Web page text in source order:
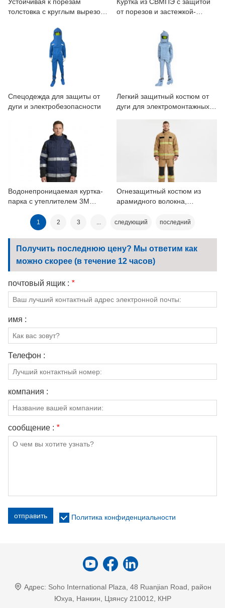
толстовка с круглым вырезом
от порезов и застежкой-
Спецодежда для защиты от
дуги и электробезопасности
Легкий защитный костюм от
дуги для электромонтажных
Водонепроницаемая куртка-
парка с утеплителем 3M
полиуретановым покрытием
Огнезащитный костюм из
арамидного волокна,
стандарту ЕН, со
1 2 3 ... следующий последний
Получить последнюю цену? Мы ответим как
можно скорее (в течение 12 часов)
почтовый ящик : *
имя :
Телефон :
компания :
сообщение : *
отправить Политика конфиденциальности
Адрес: Soho International Plaza, 48 Ruanjian Road, район
Юхуа, Нанкин, Цзянсу 210012, КНР